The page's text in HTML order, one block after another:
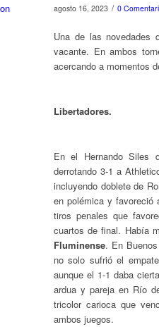
agosto 16, 2023 / 0
Una de las novedades
vacante. En ambos
acercando a momentos
Libertadores.
En el Hernando Siles
derrotando 3-1 a
incluyendo doblete de
en polémica y favoreció
tiros penales que
cuartos de final. Había
Fluminense. En
no solo sufrió el
aunque el 1-1 daba
ardua y pareja en Río
tricolor carioca que
ambos juegos.